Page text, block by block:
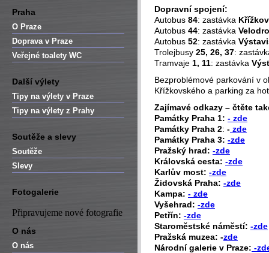
Praha
O Praze
Doprava v Praze
Veřejné toalety WC
Další výlety
Tipy na výlety v Praze
Tipy na výlety z Prahy
Soutěže a slevy
Soutěže
Slevy
Fotogalerie
Připravujeme nové fotografie
O nás
O nás
Dopravní spojení:
Autobus 84: zastávka
Autobus 44: zastávka
Autobus 52: zastávka
Trolejbusy 25, 26, 37:
Tramvaje 1, 11: zastávka
Bezproblémové parkování v
Křížkovského a parking za
Zajímavé odkazy – čtěte
Památky Praha 1: - zde
Památky Praha 2: - zde
Památky Praha 3: -zde
Pražský hrad: -zde
Královská cesta: -zde
Karlův most: -zde
Židovská Praha: -zde
Kampa: - zde
Vyšehrad: -zde
Petřín: -zde
Staroměstské náměstí: -zde
Pražská muzea: -zde
Národní galerie v Praze: -